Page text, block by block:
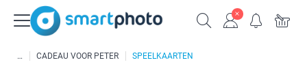
CADEAU VOOR PETER SPEELKAARTEN